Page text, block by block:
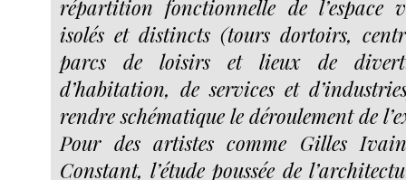
répartition fonctionnelle de l’espace
isolés et distincts (tours dortoirs,
parcs de loisirs et lieux de
d’habitation, de services et
rendre schématique le déroulement de
Pour des artistes comme Gilles
Constant, l’étude poussée de